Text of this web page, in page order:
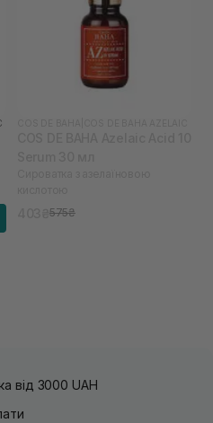
575₴
від 3000 UAH